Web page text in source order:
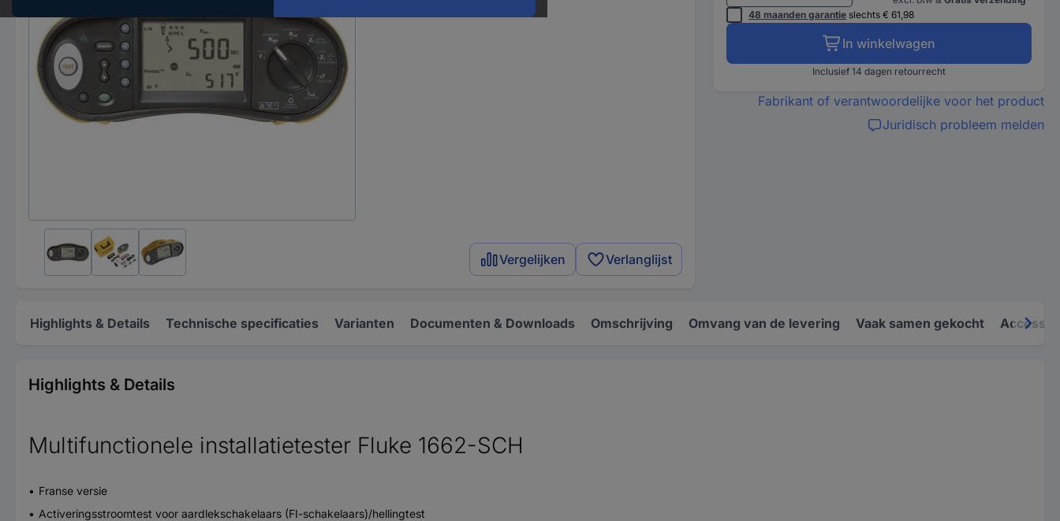
Vergelijken Verlanglijst
48 maanden garantie slechts € 61,98
In winkelwagen
Inclusief 14 dagen retourrecht
Fabrikant of verantwoordelijke voor het product
Juridisch probleem melden
Highlights & Details Technische specificaties Varianten Documenten & Downloads Omschrijving Omvang van de levering Vaak samen gekocht
Highlights & Details
Multifunctionele installatietester Fluke 1662-SCH
Franse versie
Activeringsstroomtest voor aardlekschakelaars (FI-schakelaars)/hellingtest